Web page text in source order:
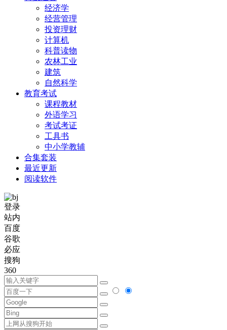
经济学
经营管理
投资理财
计算机
科普读物
农林工业
建筑
自然科学
教育考试
课程教材
外语学习
考试考证
工具书
中小学教辅
合集套装
最近更新
阅读软件
登录
站内
百度
谷歌
必应
搜狗
360